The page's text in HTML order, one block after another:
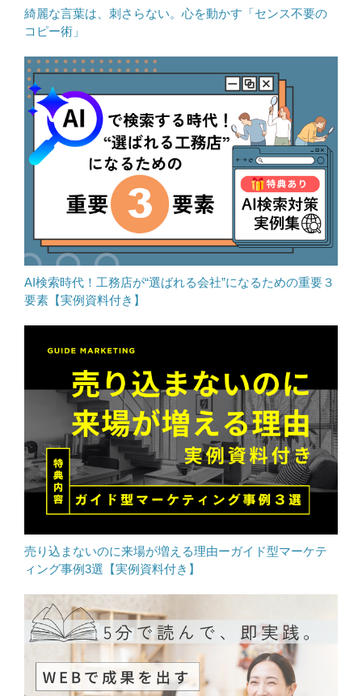
綺麗な言葉は、刺さらない。心を動かす「センス不要の
コピー術」
AI検索時代！工務店が“選ばれる会社”になるための重要３
要素【実例資料付き】
売り込まないのに来場が増える理由ーガイド型マーケテ
ィング事例3選【実例資料付き】